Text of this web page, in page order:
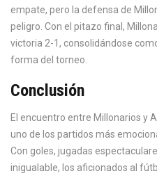
empate, pero la defensa de
peligro. Con el pitazo final,
victoria 2-1, consolidándose
forma del torneo.
Conclusión
El encuentro entre Millonarios y
uno de los partidos más
Con goles, jugadas
inigualable, los aficionados al